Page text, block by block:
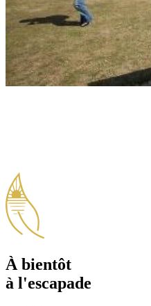
À bientôt
à l'escapade